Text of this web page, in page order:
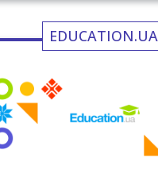
EDUCATION.UA